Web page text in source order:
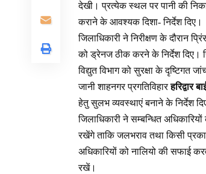
देखी। प्रत्येक स्थल पर पानी की
कराने के आवश्यक दिशा- निर्देश दिए।
जिलाधिकारी ने निरीक्षण के दौरान
को ड्रेनज ठीक करने के निर्देश दिए।
विद्युत विभाग को सुरक्षा के दृष्टिगत
जानी शाहनगर प्रगतिविहारहरिद्वार
हेतु सुलभ व्यवस्थाएं बनाने के निर्देश
जिलाधिकारी ने सम्बन्धित
रखेंगे ताकि जलभराव तथा किसी
अधिकारियों को नालियो की सफाई
रखें।